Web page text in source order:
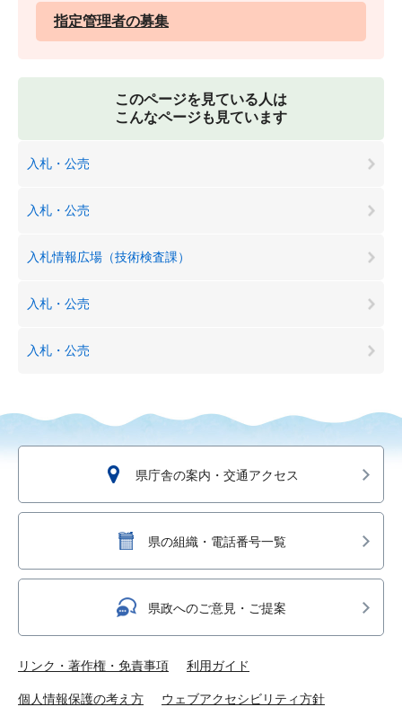
指定管理者の募集
このページを見ている人は
こんなページも見ています
入札・公売
入札・公売
入札情報広場（技術検査課）
入札・公売
入札・公売
県庁舎の案内・交通アクセス
県の組織・電話番号一覧
県政へのご意見・ご提案
リンク・著作権・免責事項 利用ガイド
個人情報保護の考え方 ウェブアクセシビリティ方針